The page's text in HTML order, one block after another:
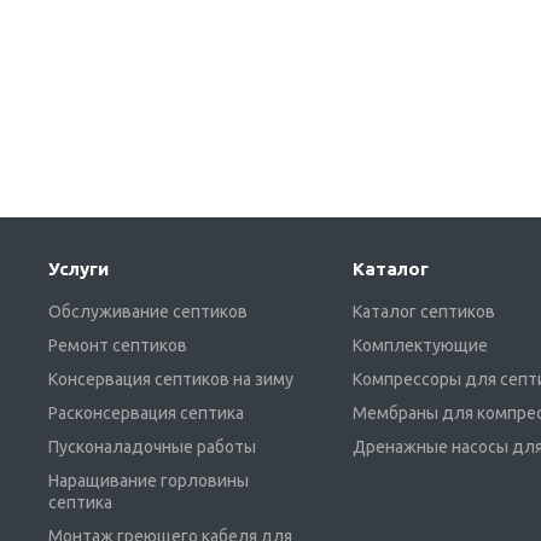
Услуги
Обслуживание септиков
Ремонт септиков
Консервация септиков на зиму
Расконсервация септика
Пусконаладочные работы
Наращивание горловины
септика
Монтаж греющего кабеля для
Каталог
Каталог септиков
Комплектующие
Компрессоры для
Мембраны для
Дренажные насосы